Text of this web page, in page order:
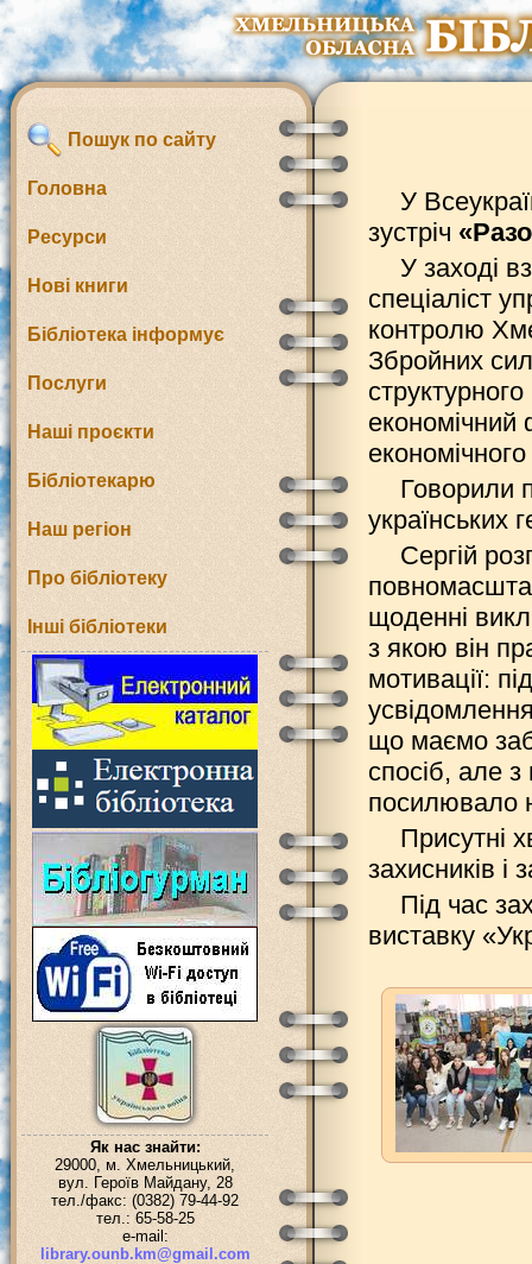
Пошук по сайту
Головна
Ресурси
Нові книги
Бібліотека інформує
Послуги
Наші проєкти
Бібліотекарю
Наш регіон
Про бібліотеку
Інші бібліотеки
Як нас знайти:
29000, м. Хмельницький,
вул. Героїв Майдану, 28
тел./факс: (0382) 79-44-92
тел.: 65-58-25
e-mail:
library.ounb.km@gmail.com
У
зустріч
У заході
спеціаліст
контролю
Збройних
Говорили
українських
Сергій
щоденні
з якою він
мотивації:
що маємо
спосіб, але
посилювало
Присутні
захисників і
Під час
виставку